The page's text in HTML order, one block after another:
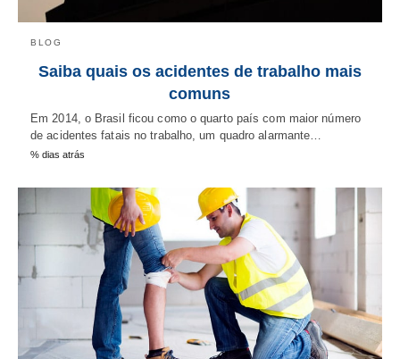
BLOG
Saiba quais os acidentes de trabalho mais
comuns
Em 2014, o Brasil ficou como o quarto país com maior número
de acidentes fatais no trabalho, um quadro alarmante…
% dias atrás